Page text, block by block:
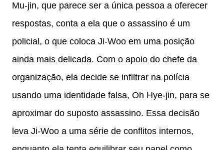
Mu-jin, que parece ser a única pessoa a oferecer
respostas, conta a ela que o assassino é um
policial, o que coloca Ji-Woo em uma posição
ainda mais delicada. Com o apoio do chefe da
organização, ela decide se infiltrar na polícia
usando uma identidade falsa, Oh Hye-jin, para se
aproximar do suposto assassino. Essa decisão
leva Ji-Woo a uma série de conflitos internos,